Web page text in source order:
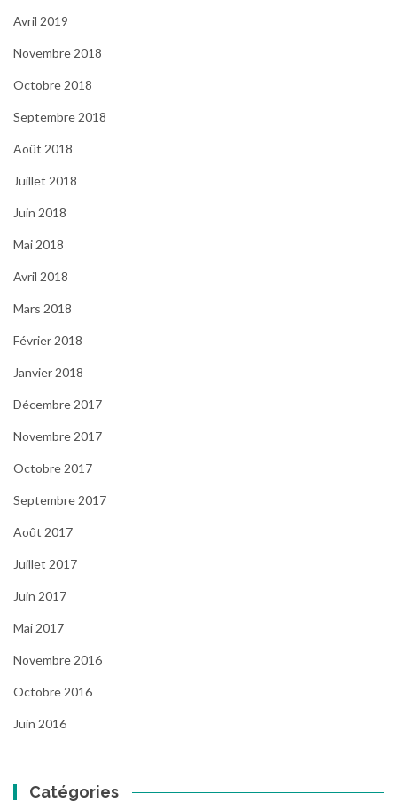
Avril 2019
Novembre 2018
Octobre 2018
Septembre 2018
Août 2018
Juillet 2018
Juin 2018
Mai 2018
Avril 2018
Mars 2018
Février 2018
Janvier 2018
Décembre 2017
Novembre 2017
Octobre 2017
Septembre 2017
Août 2017
Juillet 2017
Juin 2017
Mai 2017
Novembre 2016
Octobre 2016
Juin 2016
Catégories